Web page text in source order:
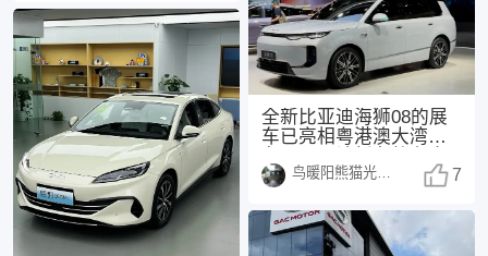
全新比亚迪海狮08的展
车已亮相粤港澳大湾区
年正式上市，这也是
鸟暖阳熊猫光250108 7